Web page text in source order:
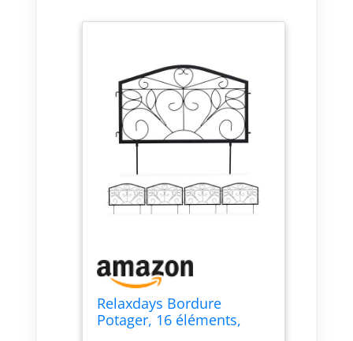
Relaxdays Bordure
Potager, 16 éléments,